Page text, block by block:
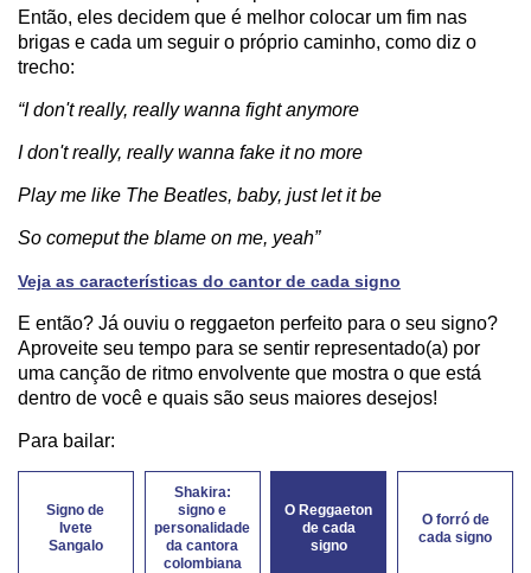
Então, eles decidem que é melhor colocar um fim nas
brigas e cada um seguir o próprio caminho, como diz o
trecho:
“I don't really, really wanna fight anymore
I don't really, really wanna fake it no more
Play me like The Beatles, baby, just let it be
So comeput the blame on me, yeah”
Veja as características do cantor de cada signo
E então? Já ouviu o reggaeton perfeito para o seu signo?
Aproveite seu tempo para se sentir representado(a) por
uma canção de ritmo envolvente que mostra o que está
dentro de você e quais são seus maiores desejos!
Para bailar:
Signo de
Ivete
Sangalo
Shakira:
signo e
personalidade
da cantora
colombiana
O Reggaeton
de cada
signo
O forró de
cada signo